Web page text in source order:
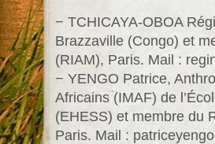
− TCHICAYA-OBOA
Brazzaville (Congo) et
(RIAM), Paris. Mail :
− YENGO Patrice,
Africains (IMAF) de
(EHESS) et membre du
Paris. Mail :